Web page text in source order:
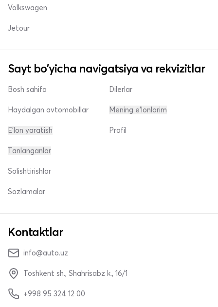
Volkswagen
Jetour
Sayt bo'yicha navigatsiya va rekvizitlar
Bosh sahifa
Haydalgan avtomobillar
E'lon yaratish
Dilerlar
Mening e'lonlarim
Profil
Tanlanganlar
Solishtirishlar
Sozlamalar
Kontaktlar
info@auto.uz
Toshkent sh., Shahrisabz k., 16/1
+998 95 324 12 00